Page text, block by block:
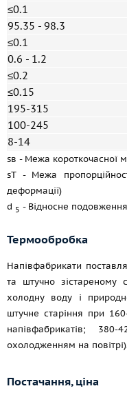
≤0.1
95.35 - 98.3
≤0.1
0.6 - 1.2
≤0.2
≤0.15
195-315
100-245
8-14
sв - Межа короткочасної
sT - Межа
деформації)
d 5 - Відносне
Термообробка
Напівфабрикати
та штучно зістареному
холодну воду і
штучне старіння при
напівфабрикатів;
охолодженням на
Постачання, ціна